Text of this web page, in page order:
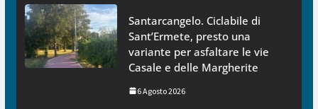
Santarcangelo. Ciclabile di
Sant’Ermete, presto una
variante per asfaltare le vie
Casale e delle Margherite
6 Agosto 2026